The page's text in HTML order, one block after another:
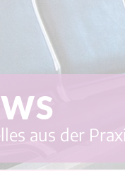
aus der